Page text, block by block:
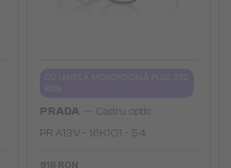
PRADA
Cadru optic
PR A13V - 16K1O1 - 54
918 RON